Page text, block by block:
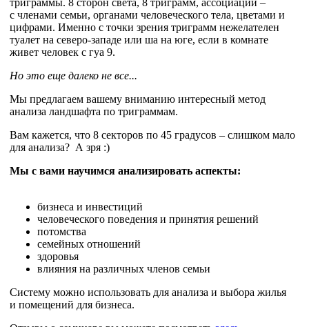
триграммы. 8 сторон света, 8 триграмм, ассоциации –
с членами семьи, органами человеческого тела, цветами и
цифрами. Именно с точки зрения триграмм нежелателен
туалет на северо-западе или ша на юге, если в комнате
живет человек с гуа 9.
Но это еще далеко не все...
Мы предлагаем вашему вниманию интересный метод
анализа ландшафта по триграммам.
Вам кажется, что 8 секторов по 45 градусов – слишком мало
для анализа? А зря :)
Мы с вами научимся анализировать аспекты:
бизнеса и инвестиций
человеческого поведения и принятия решений
потомства
семейных отношений
здоровья
влияния на различных членов семьи
Систему можно использовать для анализа и выбора жилья
и помещений для бизнеса.